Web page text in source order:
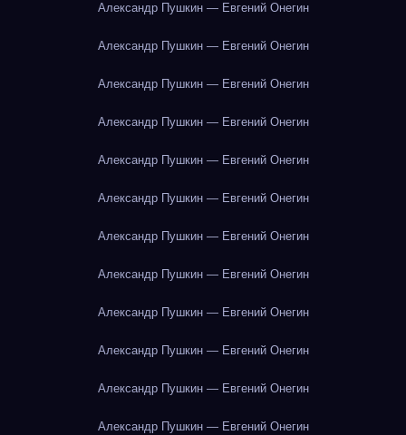
Александр Пушкин — Евгений Онегин
Александр Пушкин — Евгений Онегин
Александр Пушкин — Евгений Онегин
Александр Пушкин — Евгений Онегин
Александр Пушкин — Евгений Онегин
Александр Пушкин — Евгений Онегин
Александр Пушкин — Евгений Онегин
Александр Пушкин — Евгений Онегин
Александр Пушкин — Евгений Онегин
Александр Пушкин — Евгений Онегин
Александр Пушкин — Евгений Онегин
Александр Пушкин — Евгений Онегин